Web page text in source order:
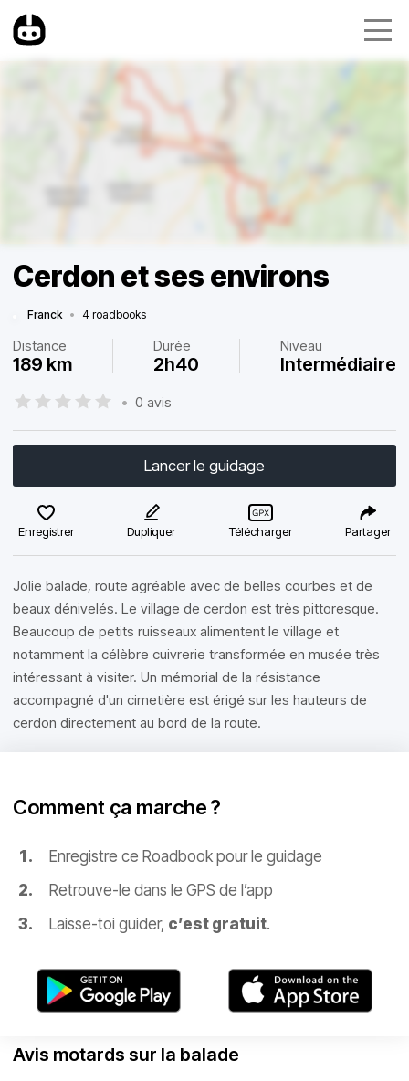
Cerdon et ses environs
Franck • 4 roadbooks
Distance
189 km
Durée
2h40
Niveau
Intermédiaire
• 0 avis
Lancer le guidage
Enregistrer Dupliquer Télécharger Partager
Jolie balade, route agréable avec de belles courbes et de
beaux dénivelés. Le village de cerdon est très pittoresque.
Beaucoup de petits ruisseaux alimentent le village et
notamment la célèbre cuivrerie transformée en musée très
intéressant à visiter. Un mémorial de la résistance
accompagné d'un cimetière est érigé sur les hauteurs de
cerdon directement au bord de la route.
Comment ça marche ?
Enregistre ce Roadbook pour le guidage
Retrouve-le dans le GPS de l’app
Laisse-toi guider, c’est gratuit.
Avis motards sur la balade